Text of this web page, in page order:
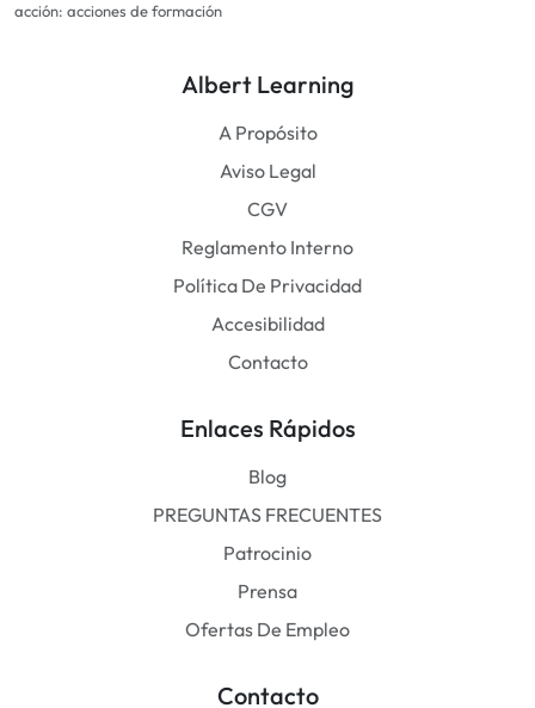
acción: acciones de formación
Albert Learning
A Propósito
Aviso Legal
CGV
Reglamento Interno
Política De Privacidad
Accesibilidad
Contacto
Enlaces Rápidos
Blog
PREGUNTAS FRECUENTES
Patrocinio
Prensa
Ofertas De Empleo
Contacto